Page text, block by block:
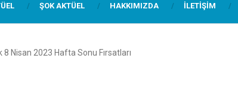
ŞOK AKTÜEL HAKKIMIZDA İLETIŞIM
8 Nisan 2023 Hafta Sonu Fırsatları